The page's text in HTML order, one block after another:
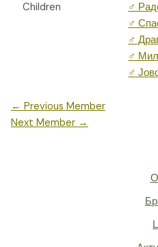
Children
♂️
♂️
♂️
♂️
♂️
Post
navigation
← Previous Member
Next Member →